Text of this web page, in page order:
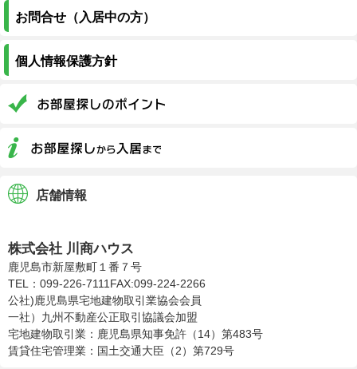
お問合せ（入居中の方）
個人情報保護方針
店舗情報
株式会社 川商ハウス
鹿児島市新屋敷町１番７号
TEL：099-226-7111 FAX:099-224-2266
公社)鹿児島県宅地建物取引業協会会員
一社）九州不動産公正取引協議会加盟
宅地建物取引業：鹿児島県知事免許（14）第483号
賃貸住宅管理業：国土交通大臣（2）第729号